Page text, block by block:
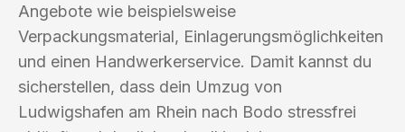
Angebote wie beispielsweise
Verpackungsmaterial, Einlagerungsmöglichkeiten
und einen Handwerkerservice. Damit kannst du
sicherstellen, dass dein Umzug von
Ludwigshafen am Rhein nach Bodo stressfrei